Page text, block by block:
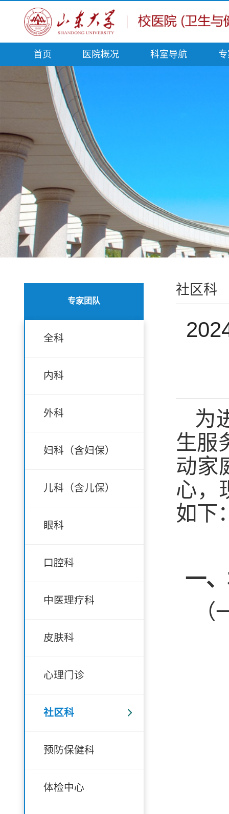
首页 医院概况 科室导航
专家团队
全科
内科
外科
妇科（含妇保）
儿科（含儿保）
眼科
口腔科
中医理疗科
皮肤科
心理门诊
社区科
预防保健科
体检中心
社区科
为
生服
动家
心，
如下
一